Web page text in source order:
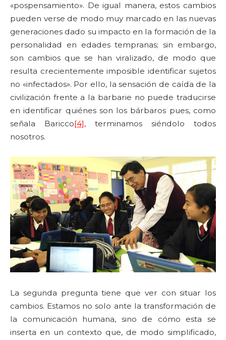
«pospensamiento». De igual manera, estos cambios
pueden verse de modo muy marcado en las nuevas
generaciones dado su impacto en la formación de la
personalidad en edades tempranas; sin embargo,
son cambios que se han viralizado, de modo que
resulta crecientemente imposible identificar sujetos
no «infectados». Por ello, la sensación de caída de la
civilización frente a la barbarie no puede traducirse
en identificar quiénes son los bárbaros pues, como
señala Baricco[4], terminamos siéndolo todos
nosotros.
La segunda pregunta tiene que ver con situar los
cambios. Estamos no solo ante la transformación de
la comunicación humana, sino de cómo esta se
inserta en un contexto que, de modo simplificado,